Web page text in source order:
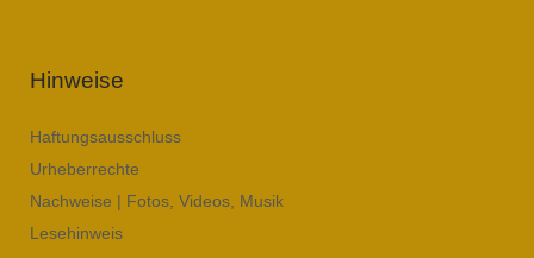
Hinweise
Haftungsausschluss
Urheberrechte
Nachweise | Fotos, Videos, Musik
Lesehinweis